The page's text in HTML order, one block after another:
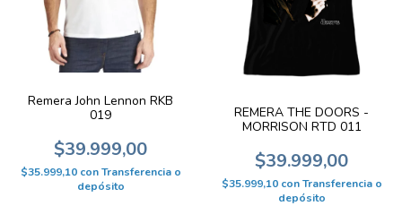
Remera John Lennon RKB
019
$39.999,00
$35.999,10 con Transferencia o
depósito
REMERA THE DOORS -
MORRISON RTD 011
$39.999,00
$35.999,10 con Transferencia o
depósito